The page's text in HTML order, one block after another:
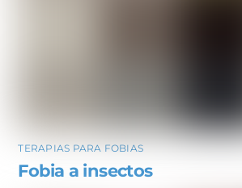
TERAPIAS PARA FOBIAS
Fobia a insectos